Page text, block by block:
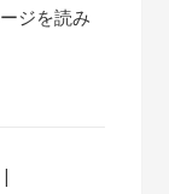
ジを読み